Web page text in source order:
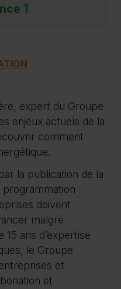
1
expert du Groupe
enjeux actuels de la
comment
la publication de la
programmation
doivent
malgré
15 ans d’expertise
le Groupe
et
et